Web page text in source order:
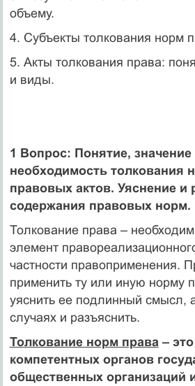
объему.
4. Субъекты толкования норм
5. Акты толкования права:
и виды.
1 Вопрос: Понятие, значение
необходимость толкования
правовых актов. Уяснение и
содержания правовых норм.
Толкование права –
элемент
частности правоприменения.
применить ту или иную норму
уяснить ее подлинный смысл,
случаях и разъяснить.
Толкование норм права –
компетентных органов
общественных организаций